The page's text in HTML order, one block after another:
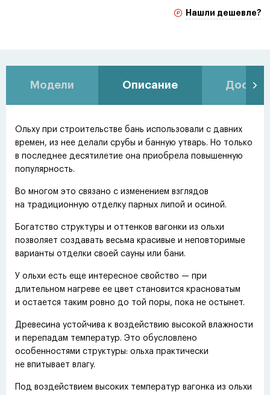
Нашли дешевле?
Модели Описание
Ольху при строительстве бань использовали с давних
времен, из нее делали срубы и банную утварь. Но только
в последнее десятилетие она приобрела повышенную
популярность.
Во многом это связано с изменением взглядов
на традиционную отделку парных липой и осиной.
Богатство структуры и оттенков вагонки из ольхи
позволяет создавать весьма красивые и неповторимые
варианты отделки своей сауны или бани.
У ольхи есть еще интересное свойство — при
длительном нагреве ее цвет становится красноватым
и остается таким ровно до той поры, пока не остынет.
Древесина устойчива к воздействию высокой влажности
и перепадам температур. Это обусловлено
особенностями структуры: ольха практически
не впитывает влагу.
Под воздействием высоких температур вагонка из ольхи